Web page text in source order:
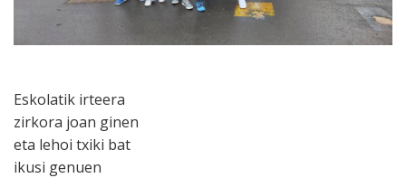
Eskolatik irteera
zirkora joan ginen
eta lehoi txiki bat
ikusi genuen